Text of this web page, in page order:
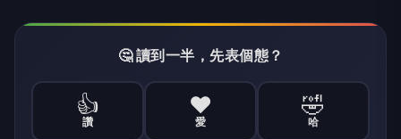
🤔 讀到一半，先表個態？
👍
讚
❤️
愛
🤣
哈